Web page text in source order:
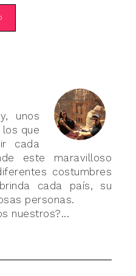
unos
que
cada
este maravilloso
costumbres
cada país, su
personas.
nuestros?...